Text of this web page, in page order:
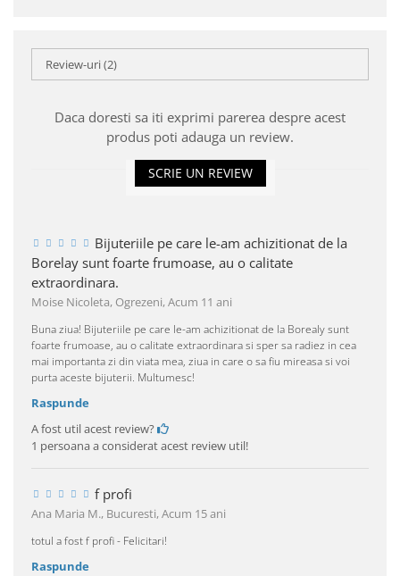
Review-uri(2)
Daca doresti sa iti exprimi parerea despre acest
produs poti adauga un review.
SCRIE UN REVIEW
Bijuteriile pe care le-am achizitionat de la
Borelay sunt foarte frumoase, au o calitate
extraordinara.
Moise Nicoleta, Ogrezeni,Acum 11 ani
Buna ziua! Bijuteriile pe care le-am achizitionat de la Borealy sunt
foarte frumoase, au o calitate extraordinara si sper sa radiez in cea
mai importanta zi din viata mea, ziua in care o sa fiu mireasa si voi
purta aceste bijuterii. Multumesc!
Raspunde
A fost util acest review?
1 persoana a considerat acest review util!
f profi
Ana Maria M., Bucuresti,Acum 15 ani
totul a fost f profi - Felicitari!
Raspunde